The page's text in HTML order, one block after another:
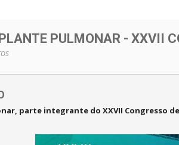
PULMONAR - XXVII
parte integrante do XXVII Congresso